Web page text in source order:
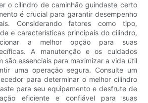
o cilindro de caminhão guindaste certo
é crucial para garantir desempenho
Considerando fatores como tipo,
e características principais do cilindro,
a melhor opção para suas
A manutenção e os cuidados
são essenciais para maximizar a vida útil
uma operação segura. Consulte um
para determinar o melhor cilindro
para seu equipamento e desfrute de
eficiente e confiável para suas